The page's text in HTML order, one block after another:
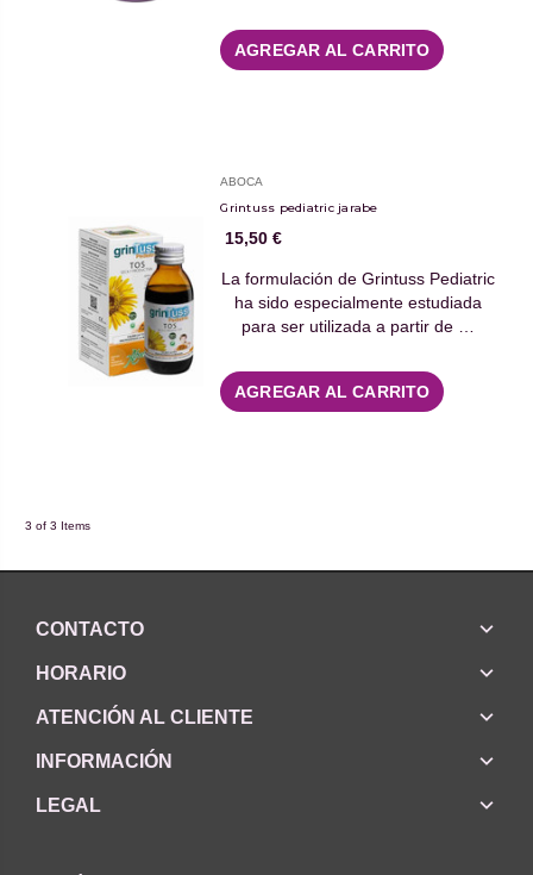
AGREGAR AL CARRITO
ABOCA
Grintuss pediatric jarabe
15,50 €
La formulación de Grintuss Pediatric
ha sido especialmente estudiada
para ser utilizada a partir de …
AGREGAR AL CARRITO
3 of 3 Items
CONTACTO
HORARIO
ATENCIÓN AL CLIENTE
INFORMACIÓN
LEGAL